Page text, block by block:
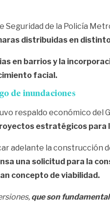
de la Policía
distribuidas en
en barrios y la
facial.
de inundaciones
respaldo económico del
estratégicos para
adelante la construcción
una solicitud para la
concepto de viabilidad.
que son